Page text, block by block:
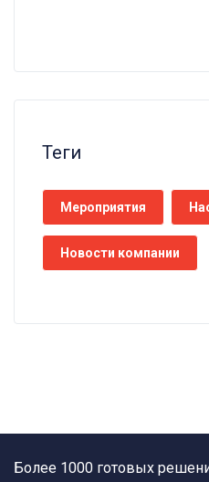
Теги
Мероприятия
Новости компании
Более 1000 готовых